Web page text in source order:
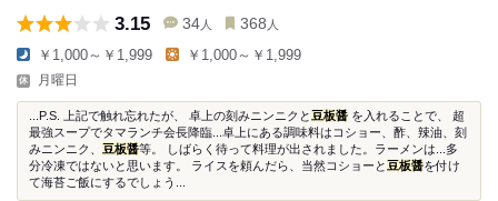
3.15 34 人 368 人
￥1,000～￥1,999 ￥1,000～￥1,999
月曜日
...P.S. 上記で触れ忘れたが、 卓上の刻みニンニクと豆板醤 を入れることで、 超
最強スープでタマランチ会長降臨...卓上にある調味料はコショー、酢、辣油、刻
みニンニク、 豆板醤等。 しばらく待って料理が出されました。ラーメンは...多
分冷凍ではないと思います。 ライスを頼んだら、当然コショーと豆板醤を付け
て海苔ご飯にするでしょう...